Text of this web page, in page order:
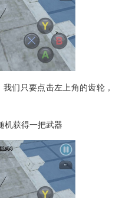
们只要点击左上角的齿轮，
机获得一把武器